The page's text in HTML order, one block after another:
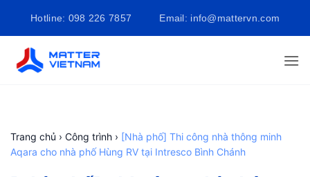
dung
Email: info@mattervn.com
Hotline: 098 226 7857
Trang chủ › Công trình › [Nhà phố] Thi công nhà thông minh
Aqara cho nhà phố Hùng RV tại Intresco Bình Chánh